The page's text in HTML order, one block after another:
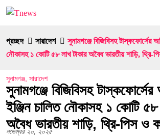
প্রচ্ছদ সারাদেশ
সুনামগঞ্জে বিজিবিসহ টাস্কফোর্সের
নৌকাসহ ১ কোটি ৫৮ লাখ টাকার অবৈধ ভারতীয় শাড়ি, থ্রি-
সুনামগঞ্জ সারাদেশ
সুনামগঞ্জে বিজিবিসহ টাস্কফোর্সের
ইঞ্জিন চালিত নৌকাসহ ১ কোটি ৫৮
অবৈধ ভারতীয় শাড়ি, থ্রি-পিস ও
নভেম্বর ২০, ২০২৫